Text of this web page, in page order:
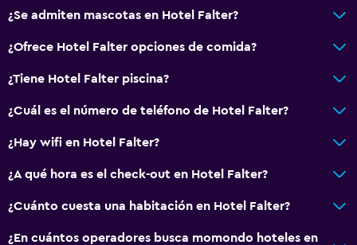
Ducha
General
Habitaciones insonorizadas
Alfombrado
¿Se admiten mascotas en Hotel Falter?
¿Ofrece Hotel Falter opciones de comida?
¿Tiene Hotel Falter piscina?
¿Cuál es el número de teléfono de Hotel Falter?
¿Hay wifi en Hotel Falter?
¿A qué hora es el check-out en Hotel Falter?
¿Cuánto cuesta una habitación en Hotel Falter?
¿En cuántos operadores busca momondo hoteles en